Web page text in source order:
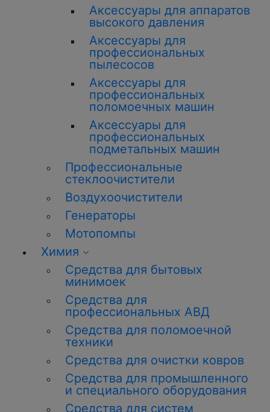
Аксессуары для аппаратов
высокого давления
Аксессуары для
профессиональных
пылесосов
Аксессуары для
профессиональных
поломоечных машин
Аксессуары для
профессиональных
подметальных машин
Профессиональные
стеклоочистители
Воздухоочистители
Генераторы
Мотопомпы
Химия
Средства для бытовых
минимоек
Средства для
профессиональных АВД
Средства для поломоечной
техники
Средства для очистки ковров
Средства для промышленного
и специального оборудования
Средства для систем